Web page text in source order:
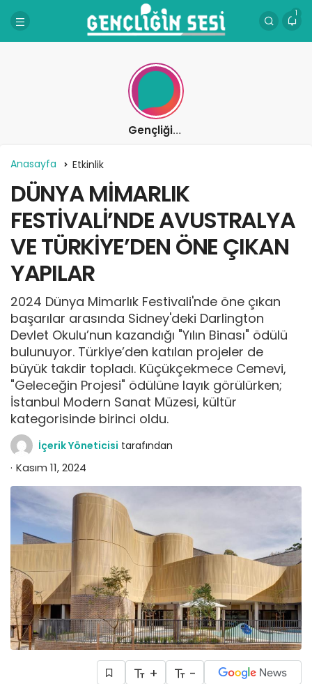
1
Gençliğin Sesi
Anasayfa Etkinlik
DÜNYA MİMARLIK
FESTİVALİ’NDE AVUSTRALYA
VE TÜRKİYE’DEN ÖNE ÇIKAN
YAPILAR
2024 Dünya Mimarlık Festivali'nde öne çıkan
başarılar arasında Sidney'deki Darlington
Devlet Okulu’nun kazandığı "Yılın Binası" ödülü
bulunuyor. Türkiye’den katılan projeler de
büyük takdir topladı. Küçükçekmece Cemevi,
"Geleceğin Projesi" ödülüne layık görülürken;
İstanbul Modern Sanat Müzesi, kültür
kategorisinde birinci oldu.
İçerik Yöneticisi tarafından
Kasım 11, 2024
+ -